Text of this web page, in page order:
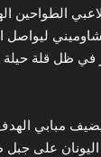
ليواصل
في ظل قلة
الشوط الثاني بقيت الأمور على
على جبل